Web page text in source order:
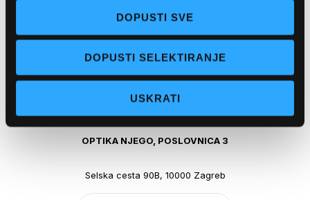
DOPUSTI SVE
DOPUSTI SELEKTIRANJE
USKRATI
Pon - pet: 07 - 21h,
Sub: 07-21h
webshop@optikanjego.hr
OPTIKA NJEGO, POSLOVNICA 3
Selska cesta 90B, 10000 Zagreb